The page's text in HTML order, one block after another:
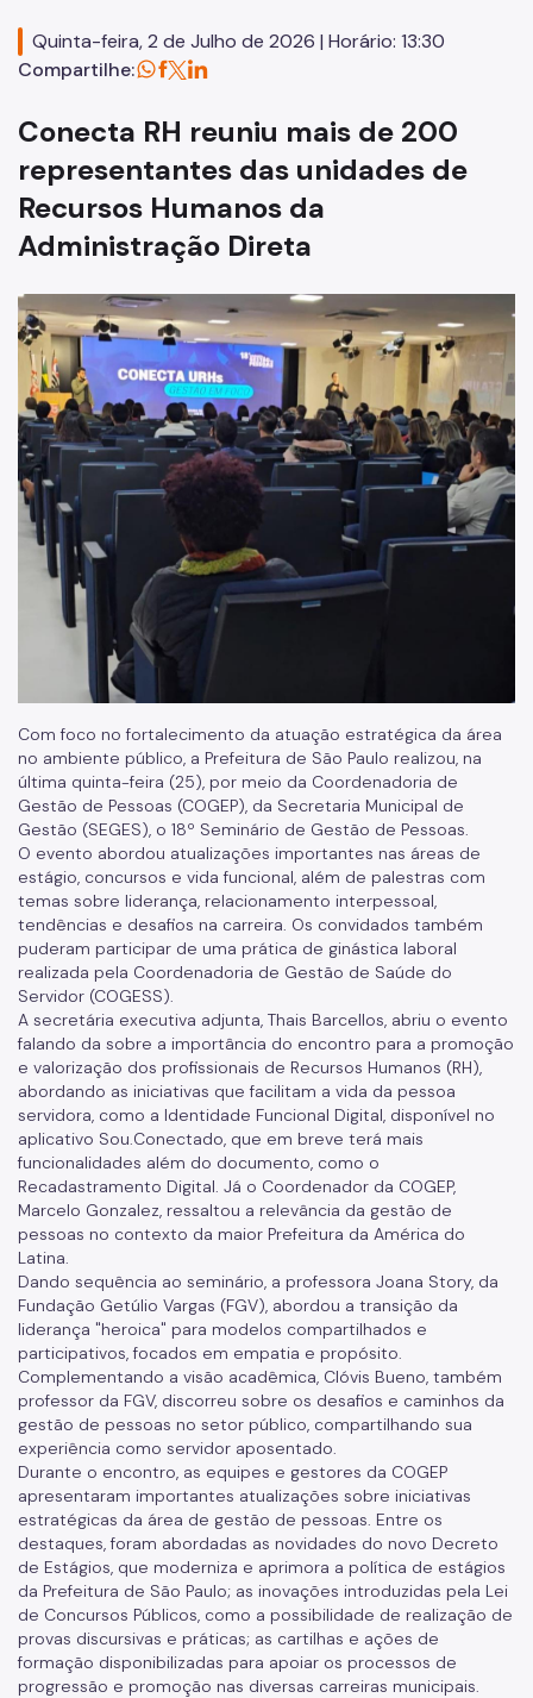
Atas de Registro de Preços
Boletim de Ofertas da Administração
Patrimônio Imobiliário Municipal
Portal do Servidor
Concursos Públicos
Estágio
Programa Ressignificando o Trabalho
Pontos de Afeto
Carreiras
Assessoria de Relações de Trabalho
Arquivo Público
Sistema de Arquivos
Diário Oficial da Cidade
Portal de Processos
Parcerias com o Terceiro Setor
Cadastro Único das Entidades
Qualificação de OS
Perguntas Frequentes
Saúde do Servidor
Programas de Metas
Quinta-feira, 2 de Julho de 2026 | Horário: 13:30
Compartilhe:
Conecta RH reuniu mais de 200
representantes das unidades de
Recursos Humanos da
Administração Direta
Com foco no fortalecimento da atuação estratégica da área
no ambiente público, a Prefeitura de São Paulo realizou, na
última quinta-feira (25), por meio da Coordenadoria de
Gestão de Pessoas (COGEP), da Secretaria Municipal de
Gestão (SEGES), o 18º Seminário de Gestão de Pessoas.
O evento abordou atualizações importantes nas áreas de
estágio, concursos e vida funcional, além de palestras com
temas sobre liderança, relacionamento interpessoal,
tendências e desafios na carreira. Os convidados também
puderam participar de uma prática de ginástica laboral
realizada pela Coordenadoria de Gestão de Saúde do
Servidor (COGESS).
A secretária executiva adjunta, Thais Barcellos, abriu o evento
falando da sobre a importância do encontro para a promoção
e valorização dos profissionais de Recursos Humanos (RH),
abordando as iniciativas que facilitam a vida da pessoa
servidora, como a Identidade Funcional Digital, disponível no
aplicativo Sou.Conectado, que em breve terá mais
funcionalidades além do documento, como o
Recadastramento Digital. Já o Coordenador da COGEP,
Marcelo Gonzalez, ressaltou a relevância da gestão de
pessoas no contexto da maior Prefeitura da América do
Latina.
Dando sequência ao seminário, a professora Joana Story, da
Fundação Getúlio Vargas (FGV), abordou a transição da
liderança "heroica" para modelos compartilhados e
participativos, focados em empatia e propósito.
Complementando a visão acadêmica, Clóvis Bueno, também
professor da FGV, discorreu sobre os desafios e caminhos da
gestão de pessoas no setor público, compartilhando sua
experiência como servidor aposentado.
Durante o encontro, as equipes e gestores da COGEP
apresentaram importantes atualizações sobre iniciativas
estratégicas da área de gestão de pessoas. Entre os
destaques, foram abordadas as novidades do novo Decreto
de Estágios, que moderniza e aprimora a política de estágios
da Prefeitura de São Paulo; as inovações introduzidas pela Lei
de Concursos Públicos, como a possibilidade de realização de
provas discursivas e práticas; as cartilhas e ações de
formação disponibilizadas para apoiar os processos de
progressão e promoção nas diversas carreiras municipais.